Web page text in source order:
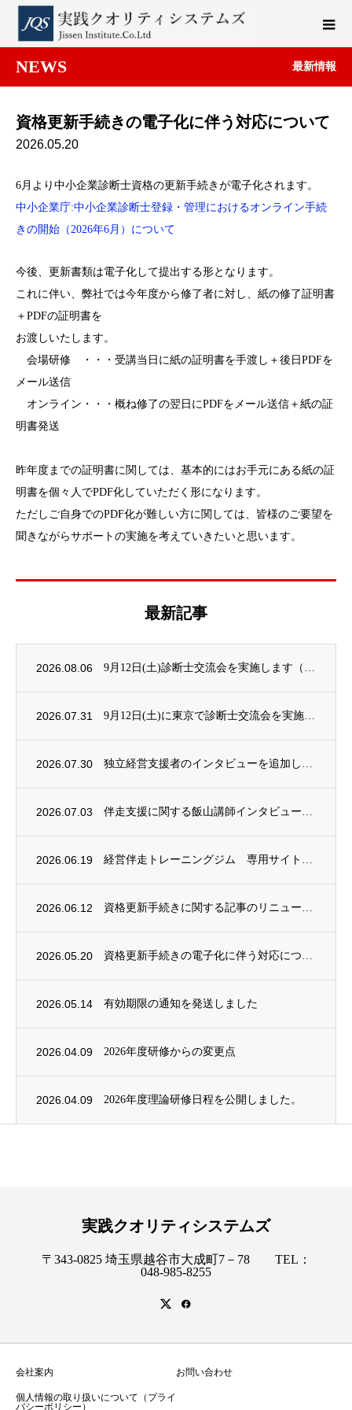
NEWS 最新情報
資格更新手続きの電子化に伴う対応について
2026.05.20
6月より中小企業診断士資格の更新手続きが電子化されます。
中小企業庁:中小企業診断士登録・管理におけるオンライン手続
きの開始（2026年6月）について
今後、更新書類は電子化して提出する形となります。
これに伴い、弊社では今年度から修了者に対し、紙の修了証明書
＋PDFの証明書を
お渡しいたします。
会場研修 ・・・受講当日に紙の証明書を手渡し＋後日PDFを
メール送信
オンライン・・・概ね修了の翌日にPDFをメール送信＋紙の証
明書発送
昨年度までの証明書に関しては、基本的にはお手元にある紙の証
明書を個々人でPDF化していただく形になります。
ただしご自身でのPDF化が難しい方に関しては、皆様のご要望を
聞きながらサポートの実施を考えていきたいと思います。
最新記事
2026.08.06 9月12日(土)診断士交流会を実施します（詳細）
2026.07.31 9月12日(土)に東京で診断士交流会を実施します
2026.07.30 独立経営支援者のインタビューを追加しました。
2026.07.03 伴走支援に関する飯山講師インタビュー記事を公開しました
2026.06.19 経営伴走トレーニングジム 専用サイト化しました
2026.06.12 資格更新手続きに関する記事のリニューアル
2026.05.20 資格更新手続きの電子化に伴う対応について
2026.05.14 有効期限の通知を発送しました
2026.04.09 2026年度研修からの変更点
2026.04.09 2026年度理論研修日程を公開しました。
実践クオリティシステムズ
〒343-0825 埼玉県越谷市大成町7－78 TEL：
048-985-8255
会社案内 お問い合わせ
個人情報の取り扱いについて（プライ
バシーポリシー）